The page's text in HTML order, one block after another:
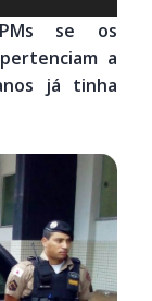
se os
a
já tinha